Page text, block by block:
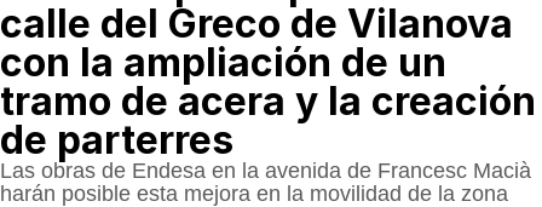
calle del Greco de Vilanova
con la ampliación de un
tramo de acera y la creación
de parterres
Las obras de Endesa en la avenida de Francesc Macià
harán posible esta mejora en la movilidad de la zona